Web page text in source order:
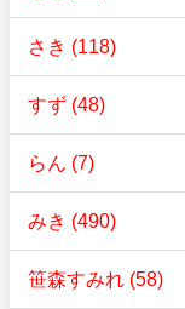
さき (118)
すず (48)
らん (7)
みき (490)
笹森すみれ (58)